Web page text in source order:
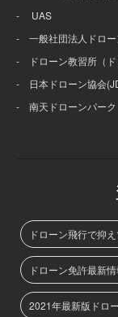
- UAS
- 一般社団法人ドロー
- ドローン教習所（ド
- 日本ドローン協会
- 南天ドローンパーク
ドローン飛行で抑
ドローン免許最新
2021年最新版ドロ